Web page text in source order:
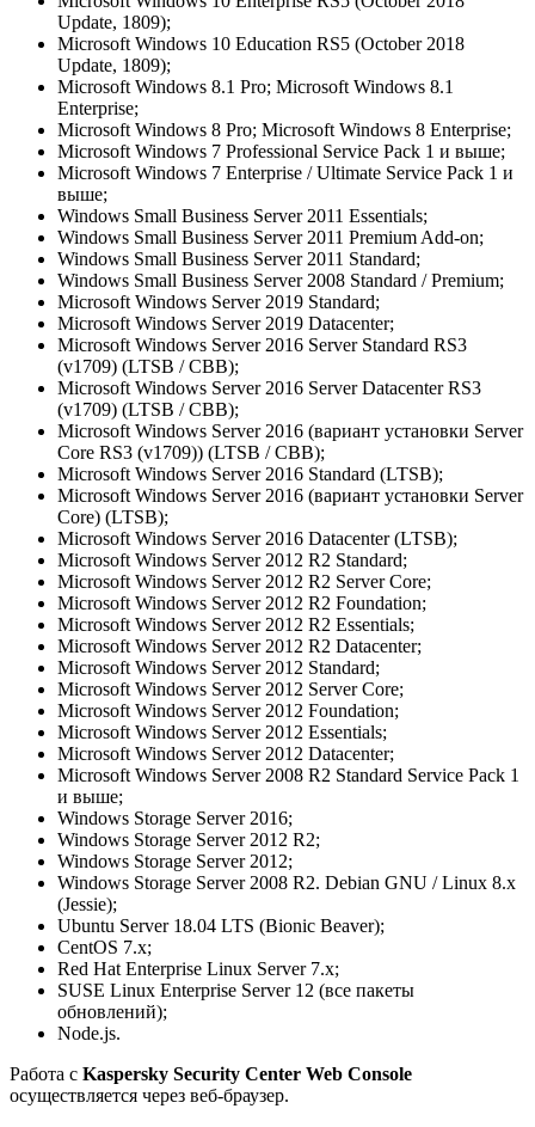
Update, 1809);
Microsoft Windows 10 Education RS5 (October 2018
Update, 1809);
Microsoft Windows 8.1 Pro; Microsoft Windows 8.1
Enterprise;
Microsoft Windows 8 Pro; Microsoft Windows 8 Enterprise;
Microsoft Windows 7 Professional Service Pack 1 и выше;
Microsoft Windows 7 Enterprise / Ultimate Service Pack 1 и
выше;
Windows Small Business Server 2011 Essentials;
Windows Small Business Server 2011 Premium Add-on;
Windows Small Business Server 2011 Standard;
Windows Small Business Server 2008 Standard / Premium;
Microsoft Windows Server 2019 Standard;
Microsoft Windows Server 2019 Datacenter;
Microsoft Windows Server 2016 Server Standard RS3
(v1709) (LTSB / CBB);
Microsoft Windows Server 2016 Server Datacenter RS3
(v1709) (LTSB / CBB);
Microsoft Windows Server 2016 (вариант установки Server
Core RS3 (v1709)) (LTSB / CBB);
Microsoft Windows Server 2016 Standard (LTSB);
Microsoft Windows Server 2016 (вариант установки Server
Core) (LTSB);
Microsoft Windows Server 2016 Datacenter (LTSB);
Microsoft Windows Server 2012 R2 Standard;
Microsoft Windows Server 2012 R2 Server Core;
Microsoft Windows Server 2012 R2 Foundation;
Microsoft Windows Server 2012 R2 Essentials;
Microsoft Windows Server 2012 R2 Datacenter;
Microsoft Windows Server 2012 Standard;
Microsoft Windows Server 2012 Server Core;
Microsoft Windows Server 2012 Foundation;
Microsoft Windows Server 2012 Essentials;
Microsoft Windows Server 2012 Datacenter;
Microsoft Windows Server 2008 R2 Standard Service Pack 1
и выше;
Windows Storage Server 2016;
Windows Storage Server 2012 R2;
Windows Storage Server 2012;
Windows Storage Server 2008 R2. Debian GNU / Linux 8.х
(Jessie);
Ubuntu Server 18.04 LTS (Bionic Beaver);
CentOS 7.x;
Red Hat Enterprise Linux Server 7.x;
SUSE Linux Enterprise Server 12 (все пакеты
обновлений);
Node.js.
Работа с Kaspersky Security Center Web Console
осуществляется через веб-браузер.